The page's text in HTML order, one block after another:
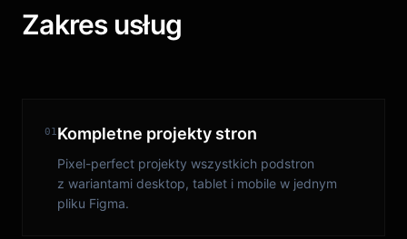
Zakres usług
01Kompletne projekty stron
Pixel-perfect projekty wszystkich podstron
z wariantami desktop, tablet i mobile w jednym
pliku Figma.